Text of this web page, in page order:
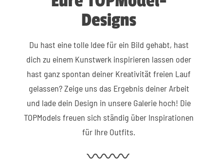
Designs
Du hast eine tolle Idee für ein Bild gehabt, hast
dich zu einem Kunstwerk inspirieren lassen oder
hast ganz spontan deiner Kreativität freien Lauf
gelassen? Zeige uns das Ergebnis deiner Arbeit
und lade dein Design in unsere Galerie hoch! Die
TOPModels freuen sich ständig über Inspirationen
für Ihre Outfits.